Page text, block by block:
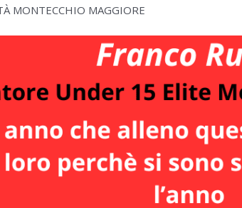
MONTECCHIO MAGGIORE